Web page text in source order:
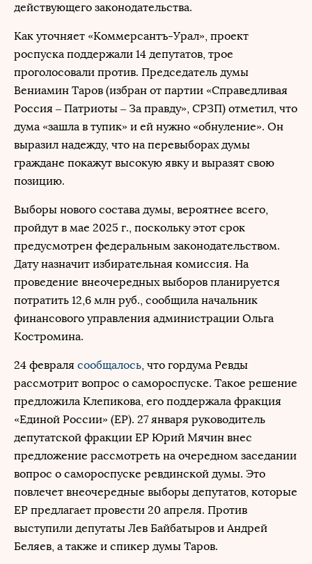
действующего законодательства.
Как уточняет «Коммерсантъ-Урал», проект
роспуска поддержали 14 депутатов, трое
проголосовали против. Председатель думы
Вениамин Таров (избран от партии «Справедливая
Россия – Патриоты – За правду», СРЗП) отметил, что
дума «зашла в тупик» и ей нужно «обнуление». Он
выразил надежду, что на перевыборах думы
граждане покажут высокую явку и выразят свою
позицию.
Выборы нового состава думы, вероятнее всего,
пройдут в мае 2025 г., поскольку этот срок
предусмотрен федеральным законодательством.
Дату назначит избирательная комиссия. На
проведение внеочередных выборов планируется
потратить 12,6 млн руб., сообщила начальник
финансового управления администрации Ольга
Костромина.
24 февраля сообщалось, что гордума Ревды
рассмотрит вопрос о самороспуске. Такое решение
предложила Клепикова, его поддержала фракция
«Единой России» (ЕР). 27 января руководитель
депутатской фракции ЕР Юрий Мячин внес
предложение рассмотреть на очередном заседании
вопрос о самороспуске ревдинской думы. Это
повлечет внеочередные выборы депутатов, которые
ЕР предлагает провести 20 апреля. Против
выступили депутаты Лев Байбатыров и Андрей
Беляев, а также и спикер думы Таров.